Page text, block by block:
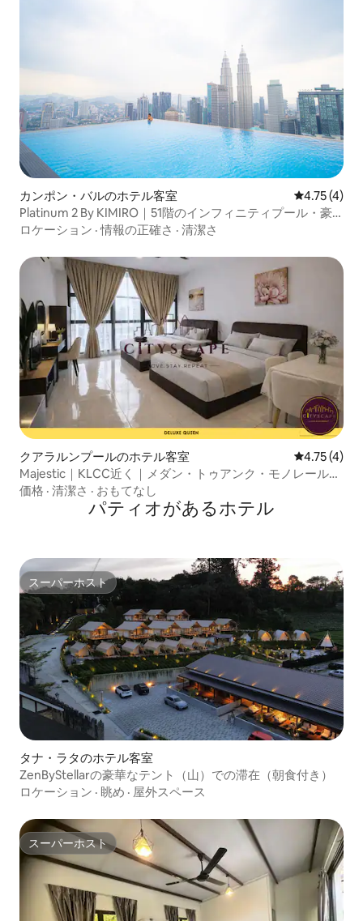
カンポン・バルのホテル客室 レビュー4
4.75 (4)
Platinum 2 By KIMIRO｜51階のインフィニティプール・豪
華キングサイズベッドルーム【バスタブ+キッチン+無料駐
ロケーション ·情報の正確さ · 清潔さ
クアラルンプールのホテル客室 レビュー4
4.75 (4)
Majestic｜KLCC近く｜メダン・トゥアンク・モノレールま
で5分
価格 · 清潔さ · おもてなし
パティオがあるホ⁠テ⁠ル
スーパーホスト
スーパーホスト
タナ・ラタのホテル客室
ZenByStellarの豪華なテント（山）での滞在（朝食付き）
ロケーション · 眺め · 屋外スペース
スーパーホスト
スーパーホスト